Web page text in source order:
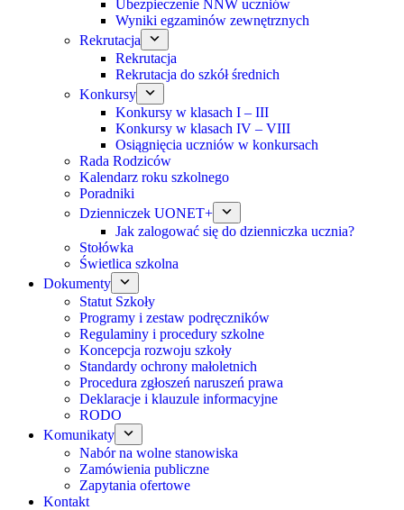
Ubezpieczenie NNW uczniów
Wyniki egzaminów zewnętrznych
Rekrutacja
Rekrutacja
Rekrutacja do szkół średnich
Konkursy
Konkursy w klasach I – III
Konkursy w klasach IV – VIII
Osiągnięcia uczniów w konkursach
Rada Rodziców
Kalendarz roku szkolnego
Poradniki
Dzienniczek UONET+
Jak zalogować się do dzienniczka ucznia?
Stołówka
Świetlica szkolna
Dokumenty
Statut Szkoły
Programy i zestaw podręczników
Regulaminy i procedury szkolne
Koncepcja rozwoju szkoły
Standardy ochrony małoletnich
Procedura zgłoszeń naruszeń prawa
Deklaracje i klauzule informacyjne
RODO
Komunikaty
Nabór na wolne stanowiska
Zamówienia publiczne
Zapytania ofertowe
Kontakt